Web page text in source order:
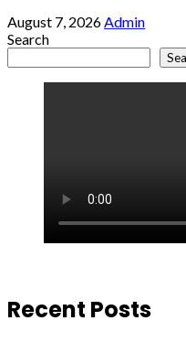
August 7, 2026Admin
Search
Recent Posts